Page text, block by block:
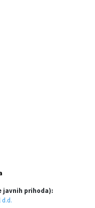
javnih prihoda):
d.d.